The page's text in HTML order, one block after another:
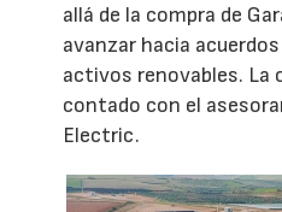
allá de la compra de
avanzar hacia
activos renovables. La
contado con el
Electric.